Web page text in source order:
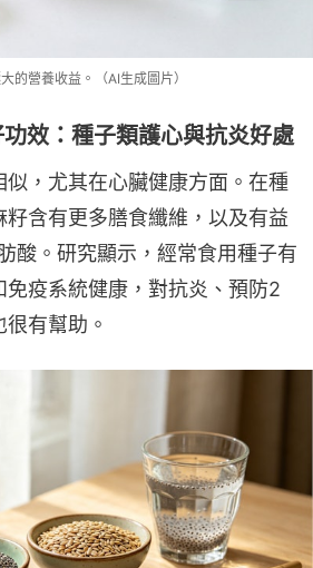
的營養收益。（AI生成圖片）
效：種子類護心與抗炎好處
，尤其在心臟健康方面。在種
含有更多膳食纖維，以及有益
酸。研究顯示，經常食用種子有
疫系統健康，對抗炎、預防2
有幫助。